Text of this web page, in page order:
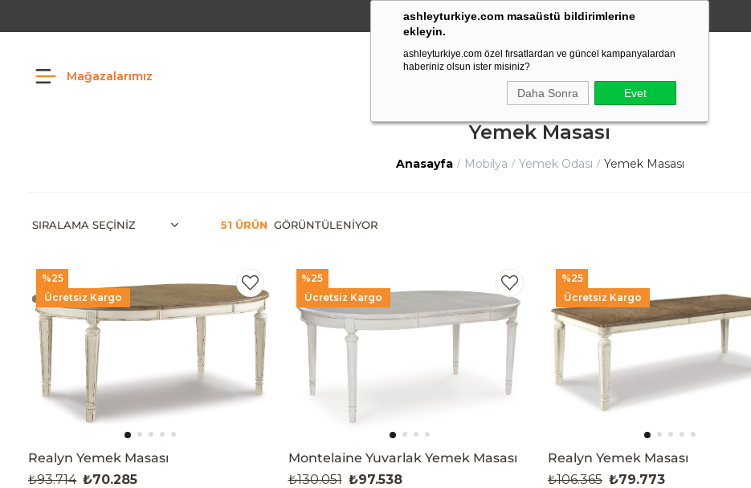
ashleyturkiye.com masaüstü bildirimlerine
ekleyin.
ashleyturkiye.com özel fırsatlardan ve güncel kampanyalardan
haberiniz olsun ister misiniz?
Daha Sonra Evet
Amerikan Stili Ergonomik Tasarım
Mağazalarımız
Yemek Masası
Anasayfa Mobilya Yemek Odası Yemek Masası
51 ÜRÜN
Realyn Yemek Masası
₺70.285
₺93.714
Ücretsiz Kargo
%25
Montelaine Yuvarlak Yemek Masası
₺97.538
₺130.051
Ücretsiz Kargo
%25
Realyn Yemek Masası
₺79.773
₺106.365
Ücretsiz Kargo
%25